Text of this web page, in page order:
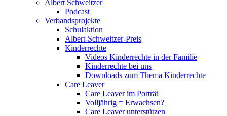
Albert Schweitzer
Podcast
Verbandsprojekte
Schulaktion
Albert-Schweitzer-Preis
Kinderrechte
Videos Kinderrechte in der Familie
Kinderrechte bei uns
Downloads zum Thema Kinderrechte
Care Leaver
Care Leaver im Porträt
Volljährig = Erwachsen?
Care Leaver unterstützen